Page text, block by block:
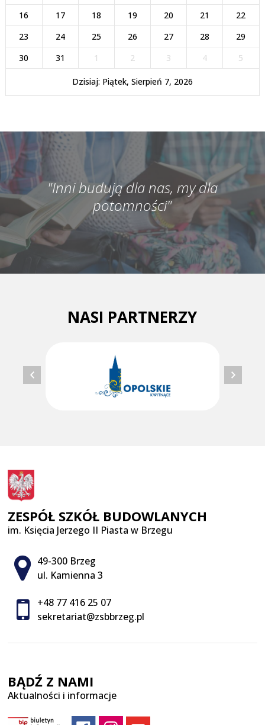
16
17 18 19 20 21
22
23
24 25 26 27 28
29
30
31 1 2 3 4 5
Dzisiaj: Piątek, Sierpień 7, 2026
"Inni budują dla nas, my dla
potomności"
NASI PARTNERZY
ZESPÓŁ SZKÓŁ BUDOWLANYCH
im. Księcia Jerzego II Piasta w Brzegu
Adres pocztowy:
49-300 Brzeg
ul. Kamienna 3
+48 77 416 25 07
sekretariat@zsbbrzeg.pl
BĄDŹ Z NAMI
Aktualności i informacje